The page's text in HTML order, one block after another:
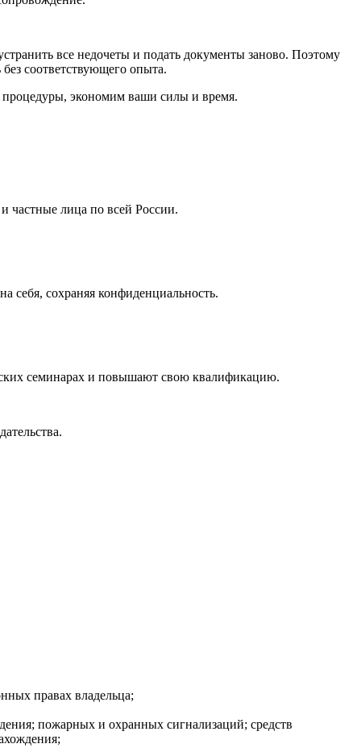
все недочеты и подать документы заново. Поэтому
соответствующего опыта.
процедуры, экономим ваши силы и время.
частные лица по всей России.
сохраняя конфиденциальность.
семинарах и повышают свою квалификацию.
правах владельца;
пожарных и охранных сигнализаций; средств